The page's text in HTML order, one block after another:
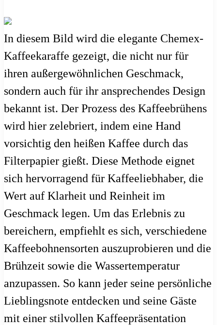
In diesem Bild wird die elegante Chemex-
Kaffeekaraffe gezeigt, die nicht nur für
ihren außergewöhnlichen Geschmack,
sondern auch für ihr ansprechendes Design
bekannt ist. Der Prozess des Kaffeebrühens
wird hier zelebriert, indem eine Hand
vorsichtig den heißen Kaffee durch das
Filterpapier gießt. Diese Methode eignet
sich hervorragend für Kaffeeliebhaber, die
Wert auf Klarheit und Reinheit im
Geschmack legen. Um das Erlebnis zu
bereichern, empfiehlt es sich, verschiedene
Kaffeebohnensorten auszuprobieren und die
Brühzeit sowie die Wassertemperatur
anzupassen. So kann jeder seine persönliche
Lieblingsnote entdecken und seine Gäste
mit einer stilvollen Kaffeepräsentation